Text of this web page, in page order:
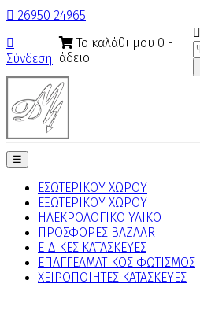
 26950 24965

Σύνδεση
Το καλάθι μου 0 -
άδειο

Toggle
navigation
☰
ΕΣΩΤΕΡΙΚΟΥ ΧΩΡΟΥ
ΕΞΩΤΕΡΙΚΟΥ ΧΩΡΟΥ
ΗΛΕΚΡΟΛΟΓΙΚΟ ΥΛΙΚΟ
ΠΡΟΣΦΟΡΕΣ BAZAAR
ΕΙΔΙΚΕΣ ΚΑΤΑΣΚΕΥΕΣ
ΕΠΑΓΓΕΛΜΑΤΙΚΟΣ ΦΩΤΙΣΜΟΣ
ΧΕΙΡΟΠΟΙΗΤΕΣ ΚΑΤΑΣΚΕΥΕΣ